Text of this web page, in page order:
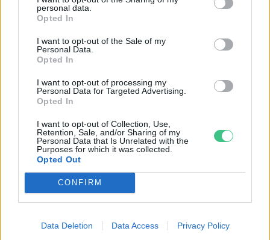
personal data.
Opted In
I want to opt-out of the Sale of my
Personal Data.
Opted In
I want to opt-out of processing my
Personal Data for Targeted Advertising.
Opted In
I want to opt-out of Collection, Use,
Retention, Sale, and/or Sharing of my
Personal Data that Is Unrelated with the
Purposes for which it was collected.
Opted Out
CONFIRM
Data Deletion Data Access Privacy Policy
Négy éven belül valósággá válhatnak az
elektromos repülőjáratok Európában
Történelmi aszály sújtja Nagy-
Britanniát is
SZEMLE
Elképesztő felvétel mutatja meg,